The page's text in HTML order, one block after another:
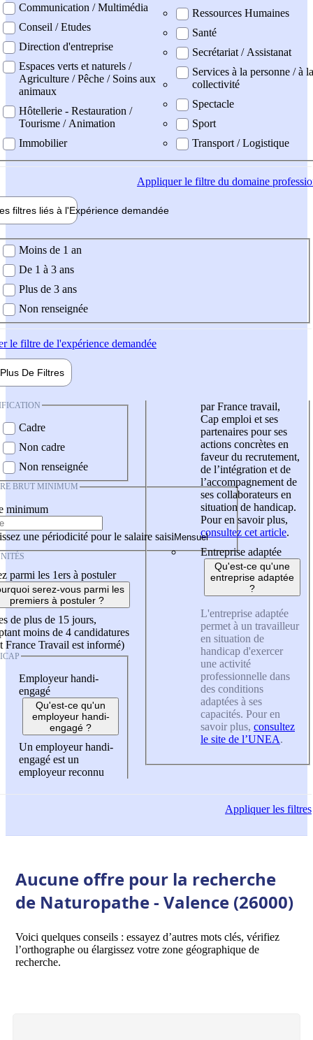
Communication / Multimédia
Conseil / Etudes
Direction d'entreprise
Espaces verts et naturels /
Agriculture / Pêche / Soins aux
animaux
Hôtellerie - Restauration /
Tourisme / Animation
Immobilier
Ressources Humaines
Santé
Secrétariat / Assistanat
Services à la personne / à la
collectivité
Spectacle
Sport
Transport / Logistique
Appliquerle filtre du domaine
filtres liés à l'Expérience demandée
demandée
Moins de 1 an
De 1 à 3 ans
Plus de 3 ans
Non renseignée
le filtre de l'expérience demandée
Plus De Filtres
Cadre
Non cadre
Non renseignée
BRUT MINIMUM
minimum
une périodicité pour le salaire saisi
parmi les 1ers à postuler
serez-vous parmi les
premiers à postuler ?
de plus de 15 jours,
moins de 4 candidatures
France Travail est informé)
Employeur handi-
engagé
Qu'est-ce qu'un
employeur handi-
engagé ?
Un employeur handi-
engagé est un
employeur reconnu
par France travail,
Cap emploi et ses
partenaires pour ses
actions concrètes en
faveur du recrutement,
de l’intégration et de
l’accompagnement de
ses collaborateurs en
situation de handicap.
Pour en savoir plus,
consultez cet article.
Entreprise adaptée
Qu'est-ce qu'une
entreprise adaptée
?
L'entreprise adaptée
permet à un travailleur
en situation de
handicap d'exercer
une activité
professionnelle dans
des conditions
adaptées à ses
capacités. Pour en
savoir plus, consultez
le site de l’UNEA.
Appliquerles filtres
Aucune offre pour la recherche
de Naturopathe - Valence (26000)
Voici quelques conseils : essayez d’autres mots clés, vérifiez
l’orthographe ou élargissez votre zone géographique de
recherche.